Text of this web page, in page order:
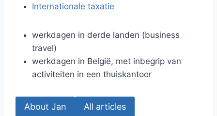
Internationale taxatie
werkdagen in derde landen (business
travel)
werkdagen in België, met inbegrip van
activiteiten in een thuiskantoor
About Jan All articles